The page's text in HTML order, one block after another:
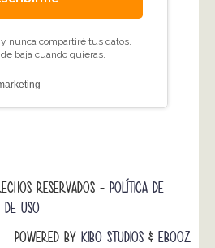
RESERVADOS - POLÍTICA DE
DE USO
POWERED BY KIBO STUDIOS & EBOOZ